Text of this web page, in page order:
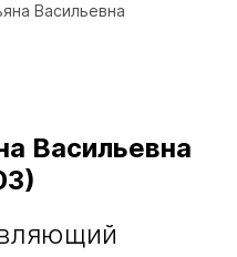
Васильевна
Васильевна